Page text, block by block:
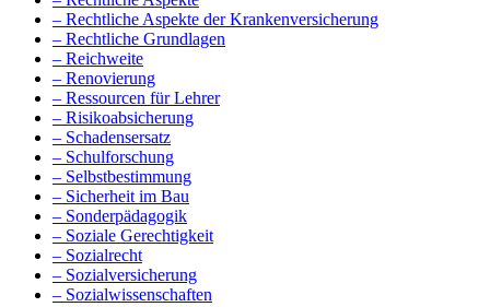
– Rechtliche Aspekte der Krankenversicherung
– Rechtliche Grundlagen
– Reichweite
– Renovierung
– Ressourcen für Lehrer
– Risikoabsicherung
– Schadensersatz
– Schulforschung
– Selbstbestimmung
– Sicherheit im Bau
– Sonderpädagogik
– Soziale Gerechtigkeit
– Sozialrecht
– Sozialversicherung
– Sozialwissenschaften